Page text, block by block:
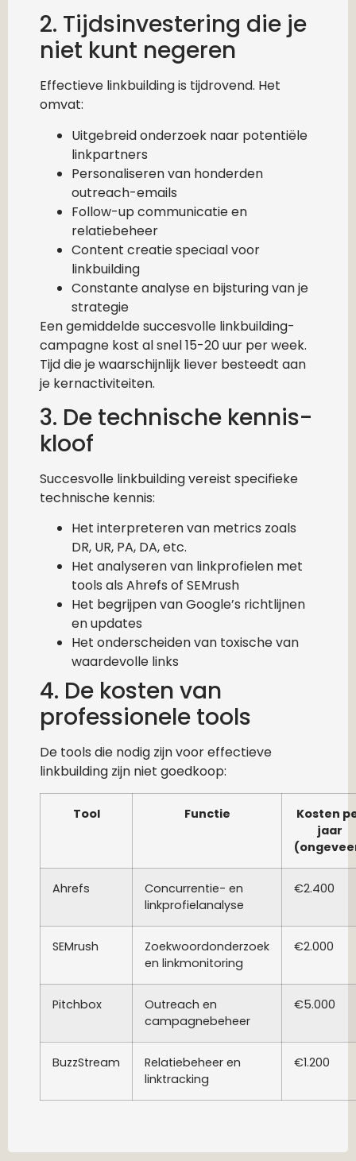
2. Tijdsinvestering die je
niet kunt negeren
Effectieve linkbuilding is tijdrovend. Het
omvat:
Uitgebreid onderzoek naar potentiële
linkpartners
Personaliseren van honderden
outreach-emails
Follow-up communicatie en
relatiebeheer
Content creatie speciaal voor
linkbuilding
Constante analyse en bijsturing van je
strategie
Een gemiddelde succesvolle linkbuilding-
campagne kost al snel 15-20 uur per week.
Tijd die je waarschijnlijk liever besteedt aan
je kernactiviteiten.
3. De technische kennis-
kloof
Succesvolle linkbuilding vereist specifieke
technische kennis:
Het interpreteren van metrics zoals
DR, UR, PA, DA, etc.
Het analyseren van linkprofielen met
tools als Ahrefs of SEMrush
Het begrijpen van Google’s richtlijnen
en updates
Het onderscheiden van toxische van
waardevolle links
4. De kosten van
professionele tools
De tools die nodig zijn voor effectieve
linkbuilding zijn niet goedkoop:
Tool Functie
Kosten
jaar
Ahrefs
Concurrentie- en
linkprofielanalyse
€2.400
SEMrush
Zoekwoordonderzoek
en linkmonitoring
€2.000
Pitchbox
Outreach en
campagnebeheer
€5.000
BuzzStream
Relatiebeheer en
linktracking
€1.200